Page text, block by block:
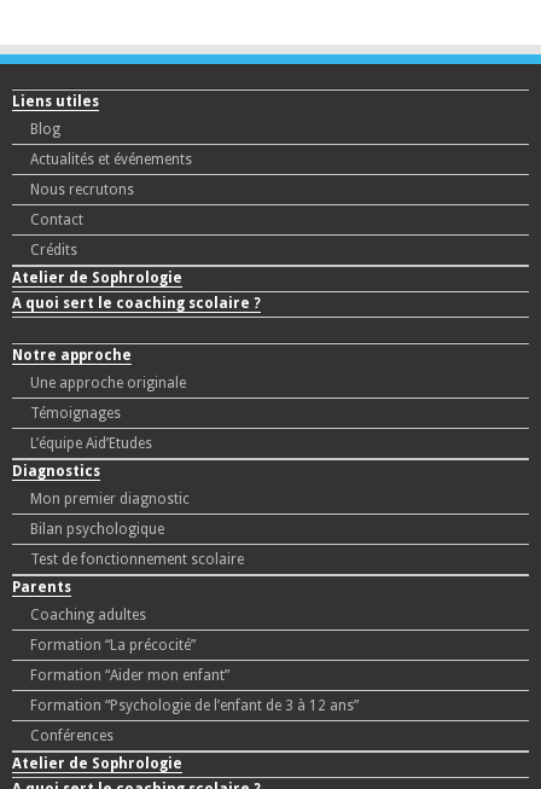
Liens utiles
Blog
Actualités et événements
Nous recrutons
Contact
Crédits
Atelier de Sophrologie
A quoi sert le coaching scolaire ?
Notre approche
Une approche originale
Témoignages
L’équipe Aid’Etudes
Diagnostics
Mon premier diagnostic
Bilan psychologique
Test de fonctionnement scolaire
Parents
Coaching adultes
Formation “La précocité”
Formation “Aider mon enfant”
Formation “Psychologie de l’enfant de 3 à 12 ans”
Conférences
Atelier de Sophrologie